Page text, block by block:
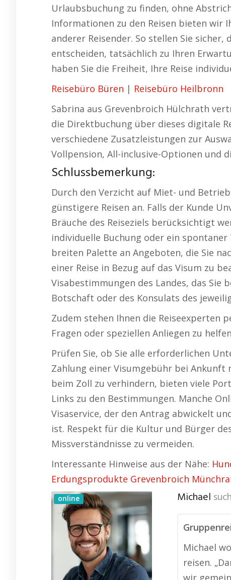
Urlaubsbuchung zu finden, ohne
Informationen zu den Reisen bieten wir
anderer Reisender. So stellen Sie sicher,
entscheiden, tatsächlich zu Ihren
haben Sie die Freiheit, Ihre Reise
Reisebüro Büren | Reisebüro Heilbronn
Sabrina aus Grevenbroich Hülchrath
die Direktbuchung über dieses digitale
verschiedene Zusatzleistungen zur
Vollpension, All-inclusive-Optionen und
Schlussbemerkung:
Durch den Verzicht auf Miet- und
günstigere Reisen an. Falls der Kunde
Bräuche des Reiseziels berücksichtigt
individuelle Buchung oder ein
breiten Palette an Angeboten, die Sie
einer Reise in Bezug auf das Visum zu
Visabestimmungen des Landes, das Sie
Botschaft oder des Konsulats des
Zudem stehen Ihnen die Reiseexperten
Fragen oder speziellen Anliegen zu
Prüfen Sie, ob Sie alle erforderlichen
Zahlung einer Visumgebühr bei
beim Zoll zu verhindern, bieten viele
Links zu den Bestimmungen. Manche
Visaservice, der den Antrag abwickelt
ist. Respekt für die Kultur und Bürger
Missverständnisse zu vermeiden.
Interessante Hinweise aus der Nähe:
Erdungsprodukte Grevenbroich
online Michael
Michael
reisen.
wir